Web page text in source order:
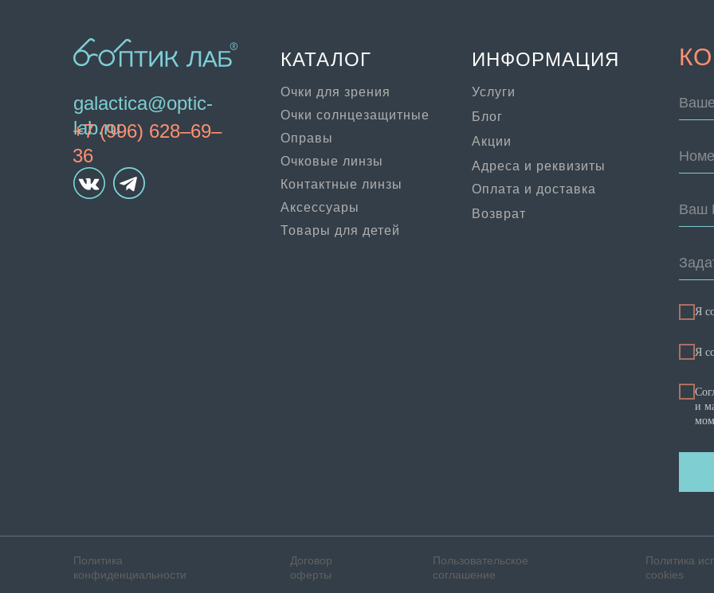
galactica@optic-
lab.ru
Очки для зрения
Очки солнцезащитные
Очковые линзы
Оправы
Контактные линзы
Аксессуары
Товары для детей
+7 (996) 628–69–
36
ИНФОРМАЦИЯ
Услуги
КАТАЛОГ
Адреса и реквизиты
Ваш
Я
Я
и
Оплата и доставка
Политика
конфиденциальности
Политика
cookies
Пользовательское
соглашение
Договор
оферты
Возврат
Блог
Акции